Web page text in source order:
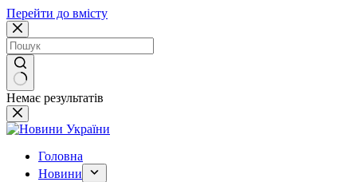
Перейти до вмісту
Немає результатів
Головна
Новини